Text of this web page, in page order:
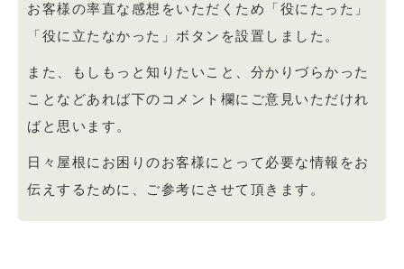
お客様の率直な感想をいただくため「役にたった」
「役に立たなかった」ボタンを設置しました。
また、もしもっと知りたいこと、分かりづらかった
ことなどあれば下のコメント欄にご意見いただけれ
ばと思います。
日々屋根にお困りのお客様にとって必要な情報をお
伝えするために、ご参考にさせて頂きます。